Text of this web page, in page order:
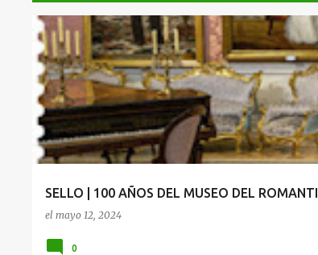
E
n
t
r
a
d
SELLO | 100 AÑOS DEL MUSEO DEL
el mayo 12, 2024
100 AÑOS MADRID MUSEO ROMANTICISMO
0